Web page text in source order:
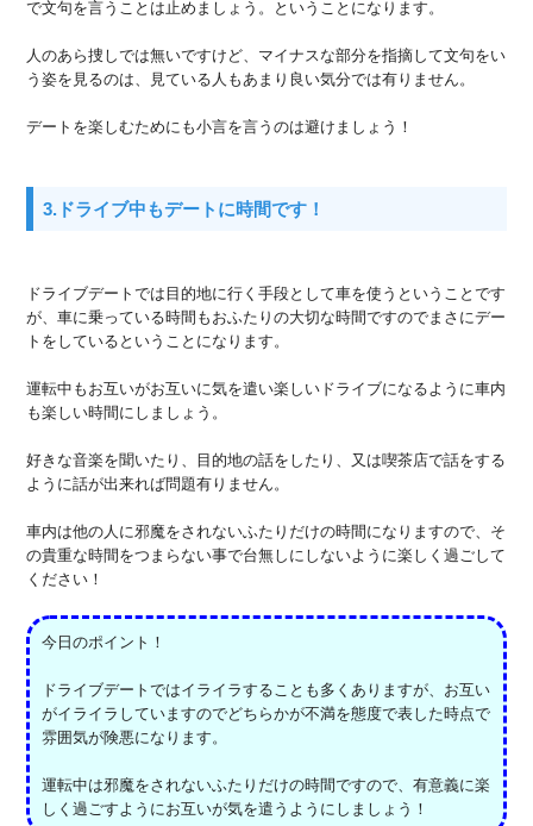
で文句を言うことは止めましょう。ということになります。
人のあら捜しでは無いですけど、マイナスな部分を指摘して文句をい
う姿を見るのは、見ている人もあまり良い気分では有りません。
デートを楽しむためにも小言を言うのは避けましょう！
3.ドライブ中もデートに時間です！
ドライブデートでは目的地に行く手段として車を使うということです
が、車に乗っている時間もおふたりの大切な時間ですのでまさにデー
トをしているということになります。
運転中もお互いがお互いに気を遣い楽しいドライブになるように車内
も楽しい時間にしましょう。
好きな音楽を聞いたり、目的地の話をしたり、又は喫茶店で話をする
ように話が出来れば問題有りません。
車内は他の人に邪魔をされないふたりだけの時間になりますので、そ
の貴重な時間をつまらない事で台無しにしないように楽しく過ごして
ください！
今日のポイント！
ドライブデートではイライラすることも多くありますが、お互い
がイライラしていますのでどちらかが不満を態度で表した時点で
雰囲気が険悪になります。
運転中は邪魔をされないふたりだけの時間ですので、有意義に楽
しく過ごすようにお互いが気を遣うようにしましょう！